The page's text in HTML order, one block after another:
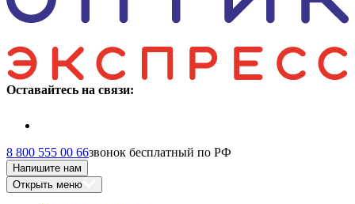
Оставайтесь на связи:
8 800 555 00 66звонок бесплатный по РФ
Напишите нам
Открыть меню